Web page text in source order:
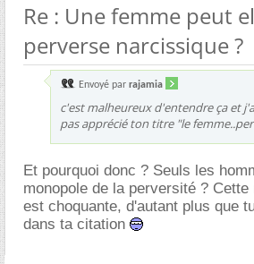
Re : Une femme peut
perverse narcissique ?
Envoyé par rajamia
c'est malheureux d'entendre ça et
pas apprécié ton titre "le
Et pourquoi donc ? Seuls les
monopole de la perversité ?
est choquante, d'autant plus que
dans ta citation